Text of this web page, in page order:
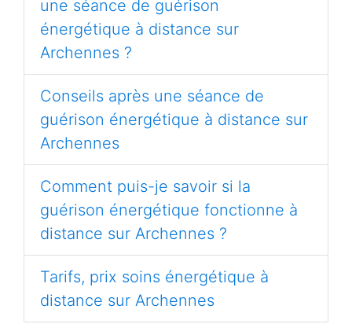
une séance de guérison
énergétique à distance sur
Archennes ?
Conseils après une séance de
guérison énergétique à distance sur
Archennes
Comment puis-je savoir si la
guérison énergétique fonctionne à
distance sur Archennes ?
Tarifs, prix soins énergétique à
distance sur Archennes